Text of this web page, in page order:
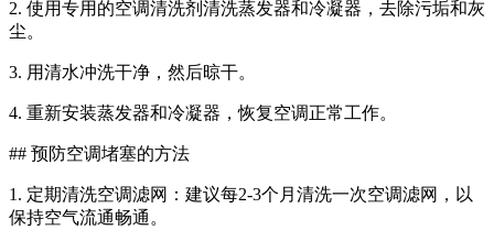
2. 使用专用的空调清洗剂清洗蒸发器和冷凝器，去除污垢和灰
尘。
3. 用清水冲洗干净，然后晾干。
4. 重新安装蒸发器和冷凝器，恢复空调正常工作。
## 预防空调堵塞的方法
1. 定期清洗空调滤网：建议每2-3个月清洗一次空调滤网，以
保持空气流通畅通。